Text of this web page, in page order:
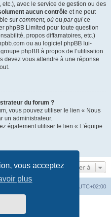
vous acceptez
plus
avec le service de gestion ou des
aucun contrôle et ne peut
sur comment, où ou par qui ce
phpBB Limited pour toute question
propos diffamatoires, etc.)
ou au logiciel phpBB lui-
phpBB à propos de l’utilisation
devez vous attendre à une réponse
du forum ?
vous pouvez utiliser le lien « Nous
un administrateur.
également utiliser le lien « L’équipe
Aller à
UTC+02:00
Software © phpBB Limited
phpBB-fr.com